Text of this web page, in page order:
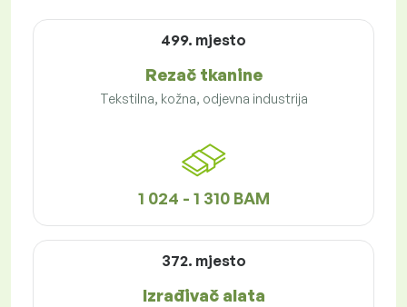
499. mjesto
Rezač tkanine
Tekstilna, kožna, odjevna industrija
1 024 - 1 310 BAM
372. mjesto
Izrađivač alata